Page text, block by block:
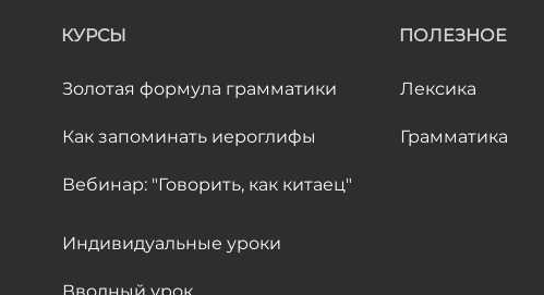
КУРСЫ
Золотая формула грамматики
Как запоминать иероглифы
Вебинар: "Говорить, как китаец"
Индивидуальные уроки
ПОЛЕЗНОЕ
Лексика
Грамматика